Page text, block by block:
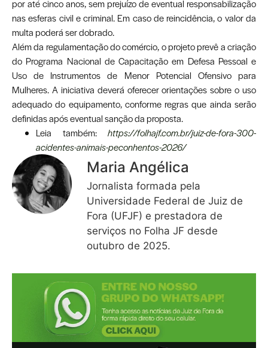
por até cinco anos, sem prejuízo de eventual responsabilização
nas esferas civil e criminal. Em caso de reincidência, o valor da
multa poderá ser dobrado.
Além da regulamentação do comércio, o projeto prevê a criação
do Programa Nacional de Capacitação em Defesa Pessoal e
Uso de Instrumentos de Menor Potencial Ofensivo para
Mulheres. A iniciativa deverá oferecer orientações sobre o uso
adequado do equipamento, conforme regras que ainda serão
definidas após eventual sanção da proposta.
Leia também: https://folhajf.com.br/juiz-de-fora-300-
acidentes-animais-peconhentos-2026/
Maria Angélica
Jornalista formada pela
Universidade Federal de Juiz de
Fora (UFJF) e prestadora de
serviços no Folha JF desde
outubro de 2025.